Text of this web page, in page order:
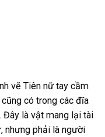
vẽ Tiên nữ tay cầm
có trong các đĩa
Đây là vật mang lại tài
nhưng phải là người